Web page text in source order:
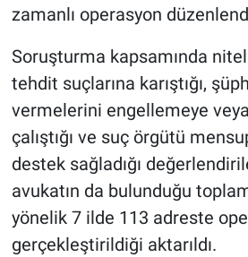
zamanlı operasyon
Soruşturma kapsamında
tehdit suçlarına karıştığı,
vermelerini engellemeye
çalıştığı ve suç örgütü
destek sağladığı
avukatın da bulunduğu
yönelik 7 ilde 113 adreste
gerçekleştirildiği aktarıldı.